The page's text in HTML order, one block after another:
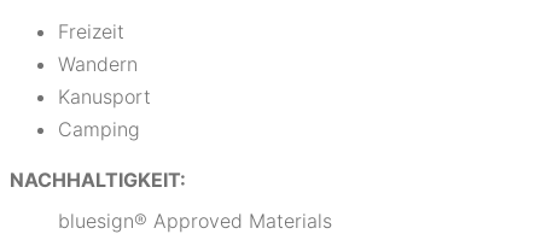
Freizeit
Wandern
Kanusport
Camping
NACHHALTIGKEIT:
bluesign® Approved Materials